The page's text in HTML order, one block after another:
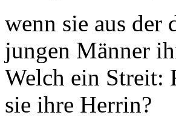
wenn sie aus der
jungen Männer
Welch ein Streit:
sie ihre Herrin?